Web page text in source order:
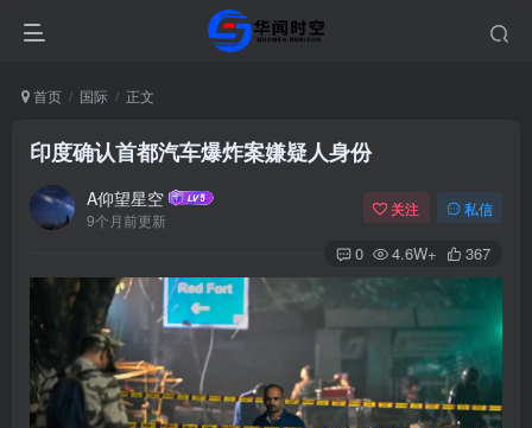
首页 国际 正文
印度确认首都汽车爆炸案嫌疑人身份
A仰望星空
9个月前更新
关注 私信
0 4.6W+ 367